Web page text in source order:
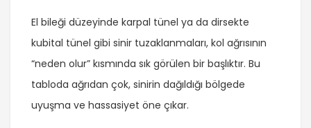
El bileği düzeyinde karpal tünel ya da dirsekte
kubital tünel gibi sinir tuzaklanmaları, kol ağrısının
“neden olur” kısmında sık görülen bir başlıktır. Bu
tabloda ağrıdan çok, sinirin dağıldığı bölgede
uyuşma ve hassasiyet öne çıkar.